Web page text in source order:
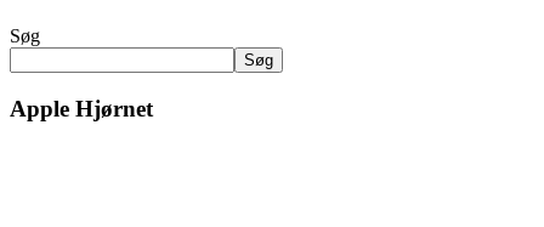
Søg
Søg
Apple Hjørnet